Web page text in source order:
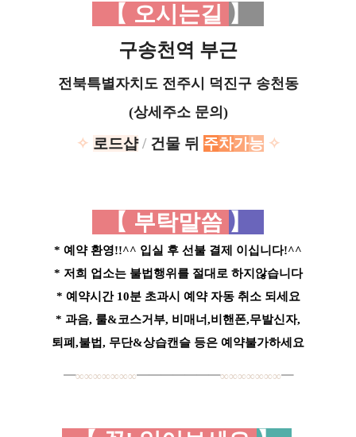
【 오시는길 】
구송천역 부근
전북특별자치도 전주시 덕진구 송천동
(상세주소 문의)
✧ 로드샵 /건물 뒤 주차가능 ✧
【 부탁말씀 】
* 예약 환영!!^^ 입실 후 선불 결제 이십니다!^^
* 저희 업소는 불법행위를 절대로 하지않습니다
* 예약시간 10분 초과시 예약 자동 취소 되세요
* 과음, 룰&코스거부, 비매너,비핸폰,무발신자,
퇴폐,불법, 무단&상습캔슬 등은 예약불가하세요
━∞∞∞∞∞∞∞━━━━━━━∞∞∞∞∞∞∞━